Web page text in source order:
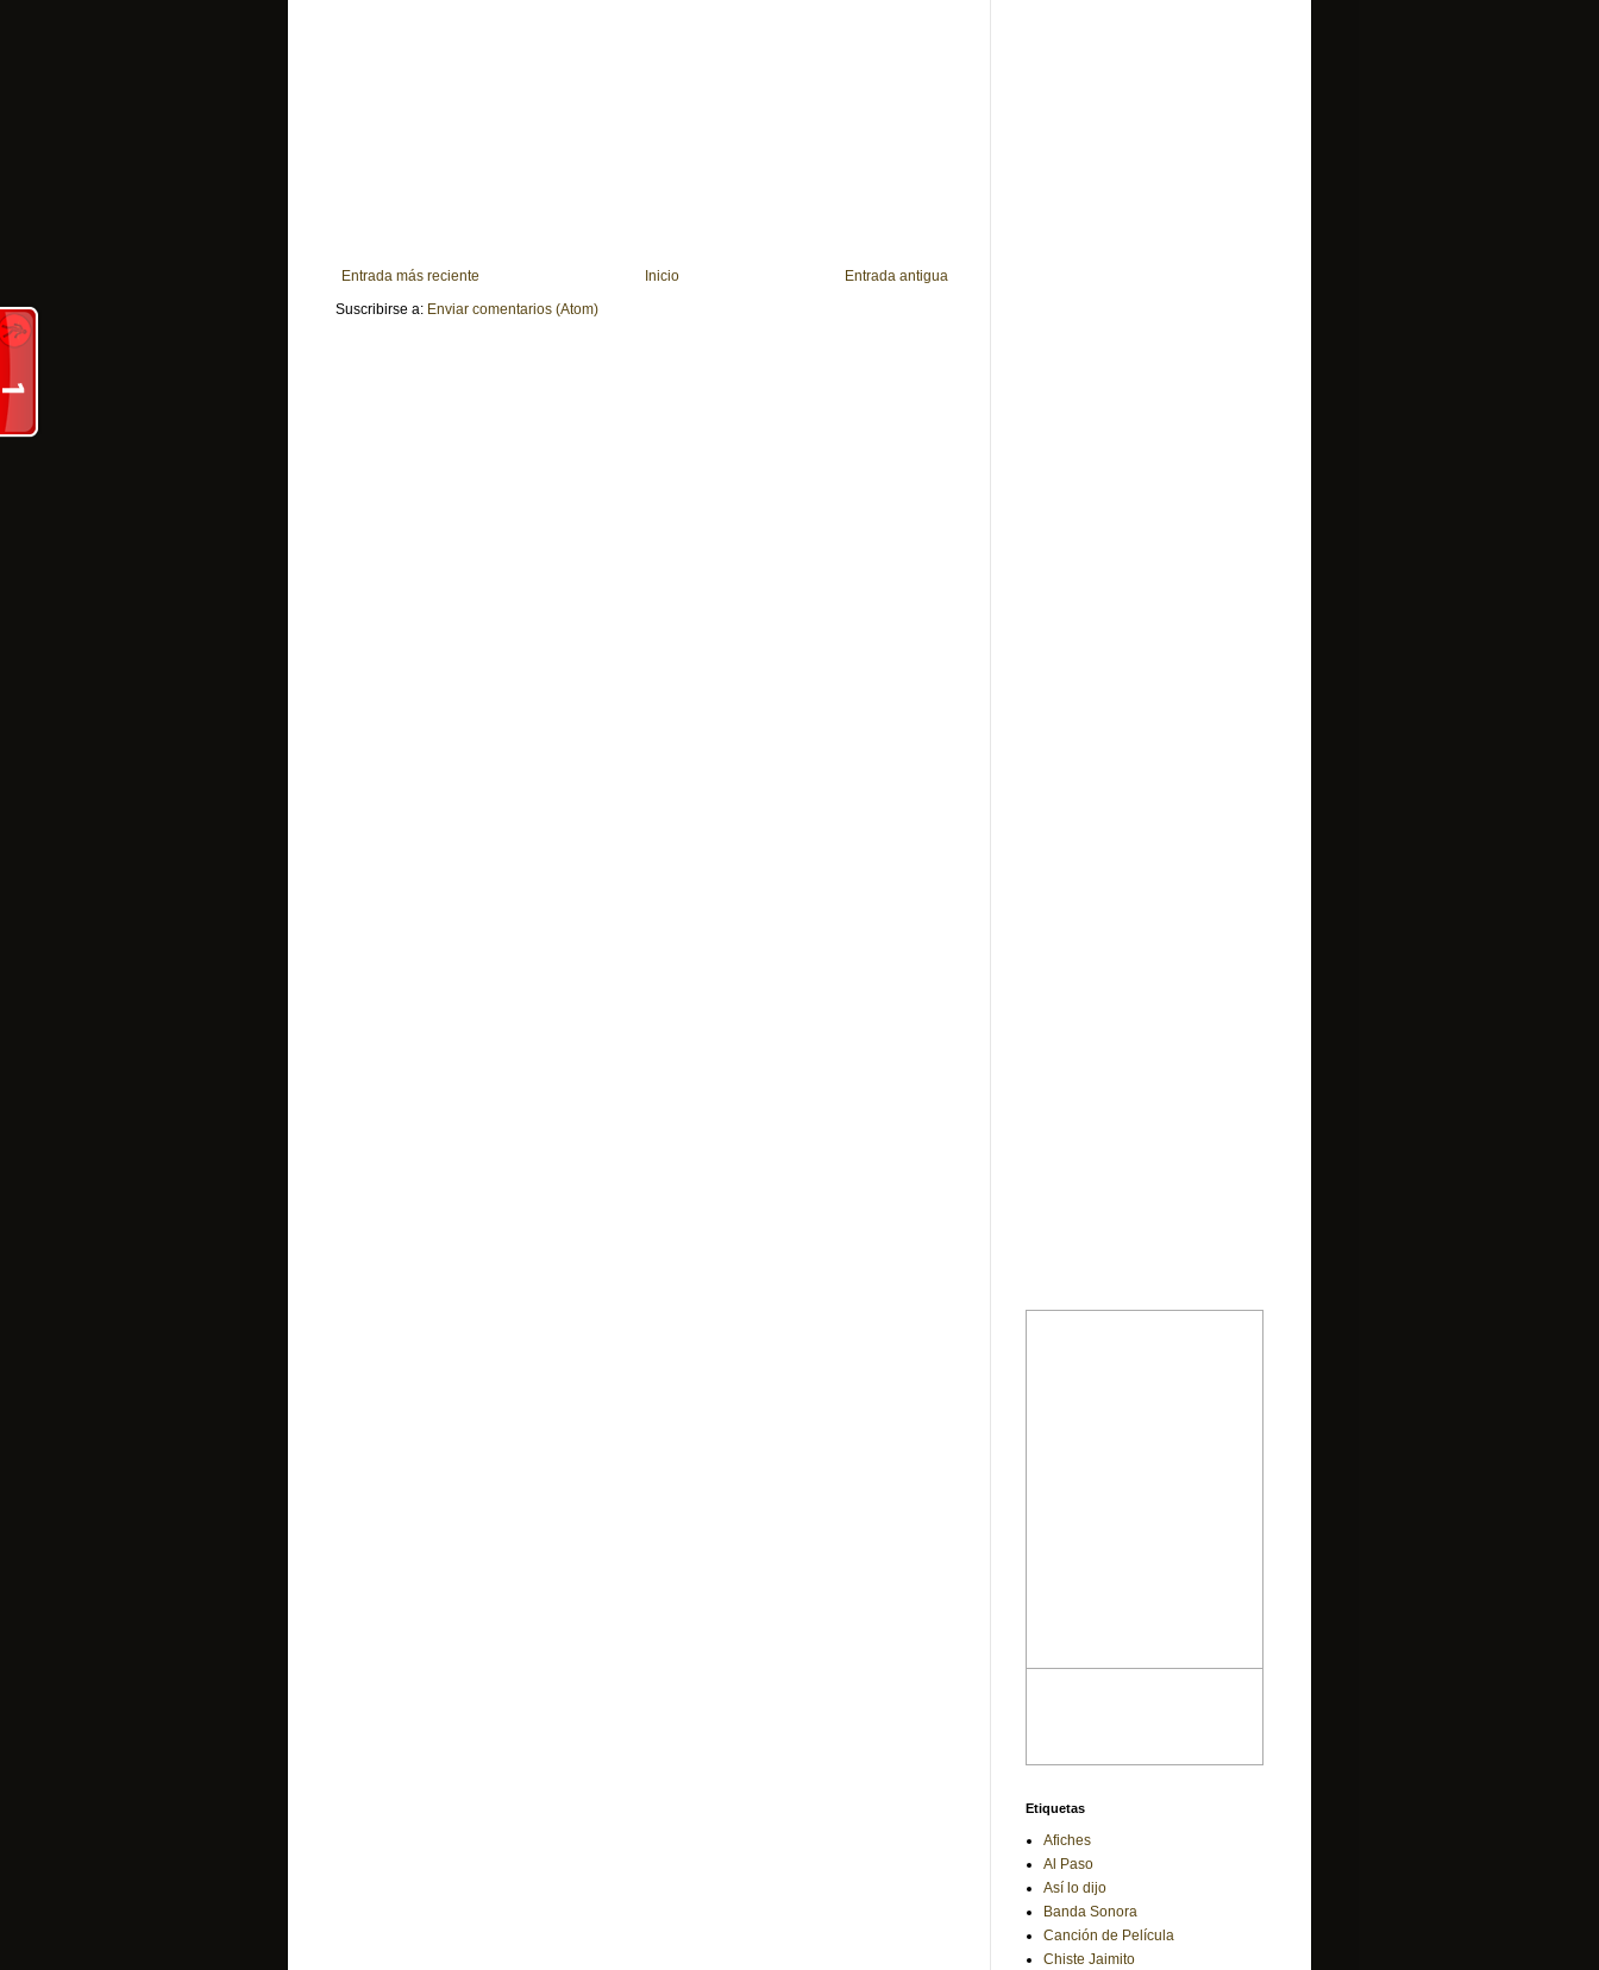
Entrada más reciente Entrada antigua
Inicio
Suscribirse a: Enviar comentarios (Atom)
Etiquetas
Afiches
Al Paso
Así lo dijo
Banda Sonora
Canción de Película
Chiste Jaimito